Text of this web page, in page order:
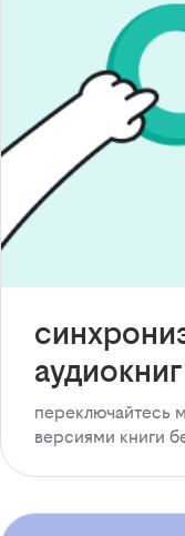
аудиокниг
переключайтесь
версиями книги